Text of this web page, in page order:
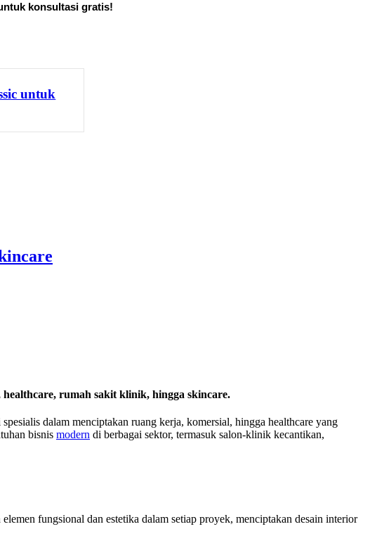
konsultasi gratis!
untuk
rumah sakit klinik, hingga skincare.
dalam menciptakan ruang kerja, komersial, hingga healthcare yang
bisnis modern di berbagai sektor, termasuk salon-klinik kecantikan,
fungsional dan estetika dalam setiap proyek, menciptakan desain interior